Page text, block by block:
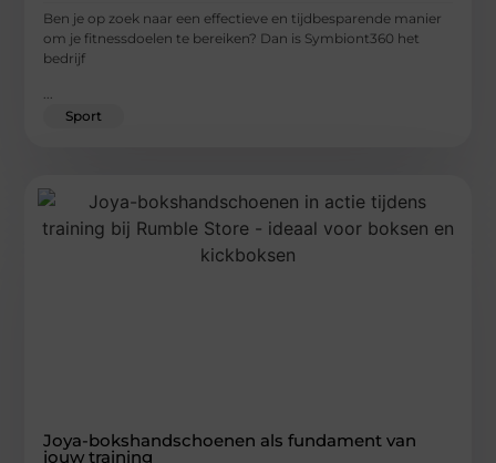
Ben je op zoek naar een effectieve en tijdbesparende manier
om je fitnessdoelen te bereiken? Dan is Symbiont360 het
bedrijf
...
Sport
Joya-bokshandschoenen als fundament van
jouw training